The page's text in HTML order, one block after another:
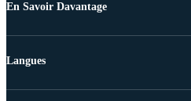
En Savoir Davantage
Langues